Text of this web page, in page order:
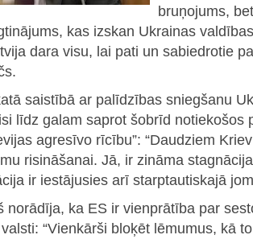
bruņojums,
kas izskan Ukrainas
dara visu, lai pati un sabiedrotie
saistībā ar palīdzības sniegšanu
līdz galam saprot šobrīd notiekošos
agresīvo rīcību”: “Daudziem
risināšanai. Jā, ir zināma
ir iestājusies arī starptautiskajā
norādīja, ka ES ir vienprātība par
“Vienkārši bloķēt lēmumus, kā